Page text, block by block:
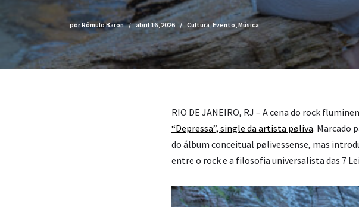
porRômulo Baron abril 16, 2026 Cultura,Evento,Música
RIO DE JANEIRO, RJ – A cena do rock
“Depressa”, single da artista pøliva. Marcado
do álbum conceitual pølivessense, mas
entre o rock e a filosofia universalista das 7